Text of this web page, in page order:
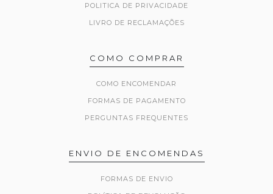
POLITICA DE PRIVACIDADE
LIVRO DE RECLAMAÇÕES
COMO COMPRAR
COMO ENCOMENDAR
FORMAS DE PAGAMENTO
PERGUNTAS FREQUENTES
ENVIO DE ENCOMENDAS
FORMAS DE ENVIO